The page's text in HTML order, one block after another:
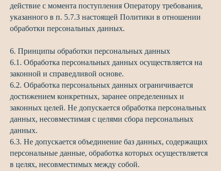
действие с момента поступления Оператору требования,
указанного в п. 5.7.3 настоящей Политики в отношении
обработки персональных данных.
6. Принципы обработки персональных данных
6.1. Обработка персональных данных осуществляется на
законной и справедливой основе.
6.2. Обработка персональных данных ограничивается
достижением конкретных, заранее определенных и
законных целей. Не допускается обработка персональных
данных, несовместимая с целями сбора персональных
данных.
6.3. Не допускается объединение баз данных, содержащих
персональные данные, обработка которых осуществляется
в целях, несовместимых между собой.